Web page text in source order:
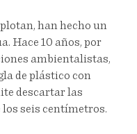
han hecho un
Hace 10 años, por
ambientalistas,
de plástico con
descartar las
los seis centímetros.